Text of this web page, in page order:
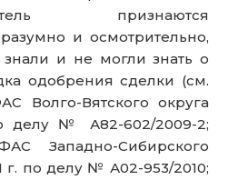
признаются
и осмотрительно,
и не могли знать о
одобрения сделки (см.
Волго-Вятского округа
делу № А82-602/2009-2;
Западно-Сибирского
г. по делу № А02-953/2010;